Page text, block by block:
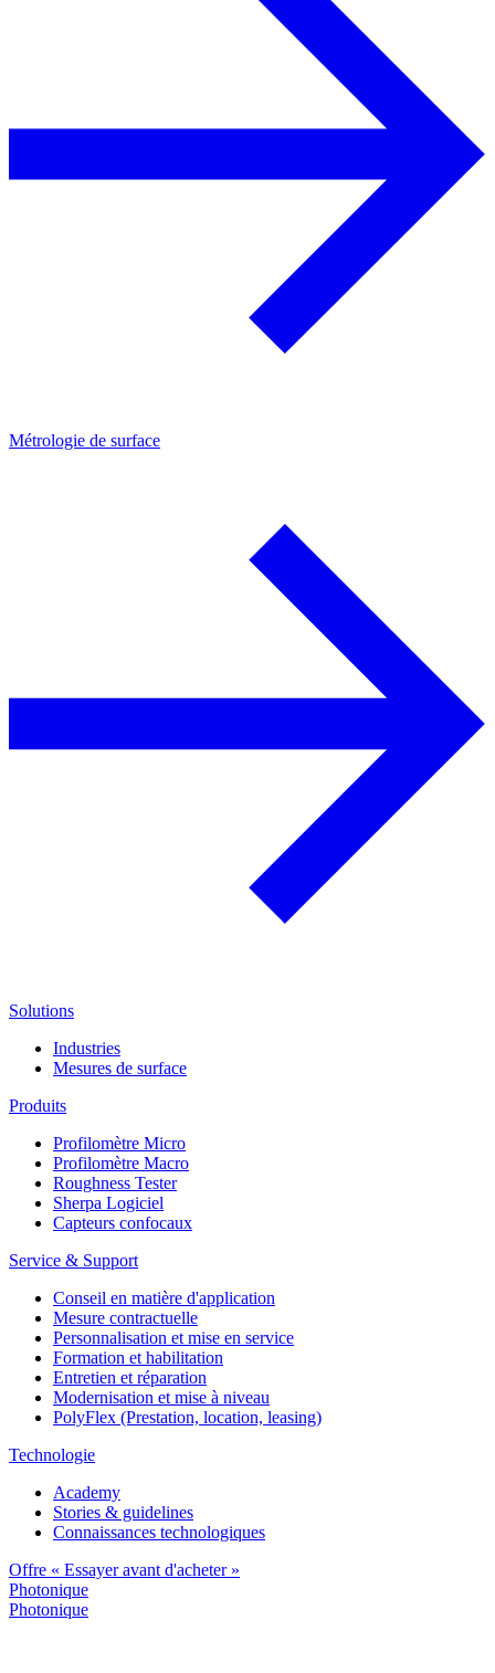
Métrologie de surface
Solutions
Industries
Mesures de surface
Produits
Profilomètre Micro
Profilomètre Macro
Roughness Tester
Sherpa Logiciel
Capteurs confocaux
Service & Support
Conseil en matière d'application
Mesure contractuelle
Personnalisation et mise en service
Formation et habilitation
Entretien et réparation
Modernisation et mise à niveau
PolyFlex (Prestation, location, leasing)
Technologie
Academy
Stories & guidelines
Connaissances technologiques
Offre « Essayer avant d'acheter »
Photonique
Photonique